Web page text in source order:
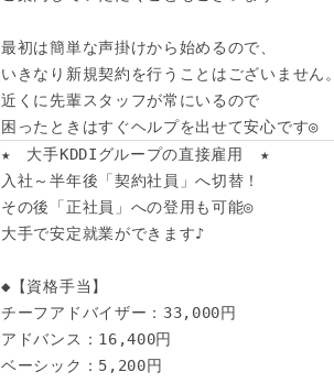
最初は簡単な声掛けから始めるので、
いきなり新規契約を行うことはございません。
近くに先輩スタッフが常にいるので
困ったときはすぐヘルプを出せて安心です◎
★　大手KDDIグループの直接雇用　★
入社～半年後「契約社員」へ切替！
その後「正社員」への登用も可能◎
大手で安定就業ができます♪
◆【資格手当】
チーフアドバイザー：33,000円
アドバンス：16,400円
ベーシック：5,200円